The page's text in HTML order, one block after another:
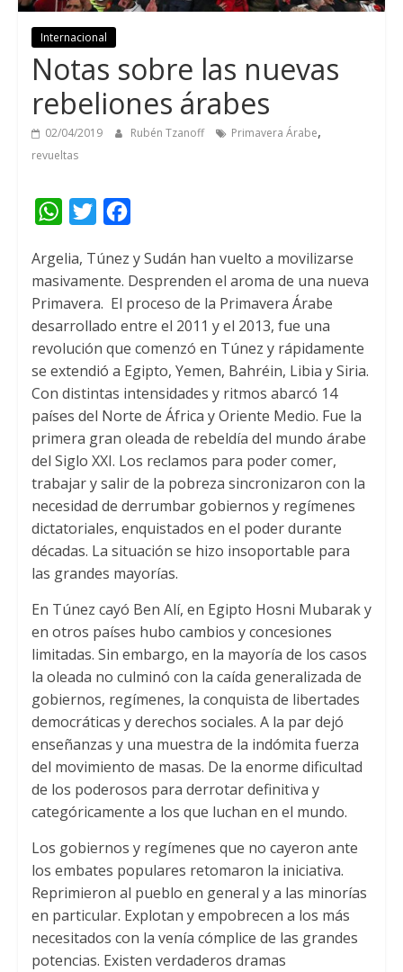
Internacional
Notas sobre las nuevas
rebeliones árabes
02/04/2019 Rubén Tzanoff Primavera Árabe,
revueltas
W
a
t
s
A
p
p
i
t
t
e
r
c
e
b
o
o
k
Argelia, Túnez y Sudán han vuelto a movilizarse
masivamente. Desprenden el aroma de una nueva
Primavera. El proceso de la Primavera Árabe
desarrollado entre el 2011 y el 2013, fue una
revolución que comenzó en Túnez y rápidamente
se extendió a Egipto, Yemen, Bahréin, Libia y Siria.
Con distintas intensidades y ritmos abarcó 14
países del Norte de África y Oriente Medio. Fue la
primera gran oleada de rebeldía del mundo árabe
del Siglo XXI. Los reclamos para poder comer,
trabajar y salir de la pobreza sincronizaron con la
necesidad de derrumbar gobiernos y regímenes
dictatoriales, enquistados en el poder durante
décadas. La situación se hizo insoportable para
las grandes mayorías.
En Túnez cayó Ben Alí, en Egipto Hosni Mubarak y
en otros países hubo cambios y concesiones
limitadas. Sin embargo, en la mayoría de los casos
la oleada no culminó con la caída generalizada de
gobiernos, regímenes, la conquista de libertades
democráticas y derechos sociales. A la par dejó
enseñanzas y una muestra de la indómita fuerza
del movimiento de masas. De la enorme dificultad
de los poderosos para derrotar definitiva y
categóricamente a los que luchan en el mundo.
Los gobiernos y regímenes que no cayeron ante
los embates populares retomaron la iniciativa.
Reprimieron al pueblo en general y a las minorías
en particular. Explotan y empobrecen a los más
necesitados con la venía cómplice de las grandes
potencias. Existen verdaderos dramas